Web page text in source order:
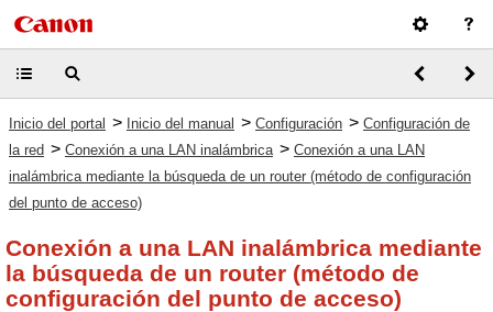
Inicio del portal > Inicio del manual > Configuración > Configuración de
la red > Conexión a una LAN inalámbrica > Conexión a una LAN
inalámbrica mediante la búsqueda de un router (método de configuración
del punto de acceso)
Conexión a una LAN inalámbrica mediante
la búsqueda de un router (método de
configuración del punto de acceso)